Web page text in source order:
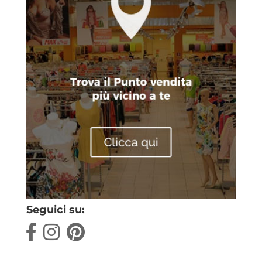
Seguici su: